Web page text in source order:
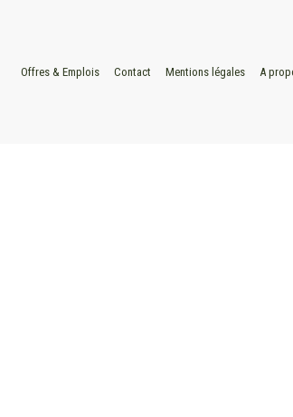
Offres & Emplois Contact Mentions légales A